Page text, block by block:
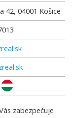
42, 04001 Košice
zabezpečuje